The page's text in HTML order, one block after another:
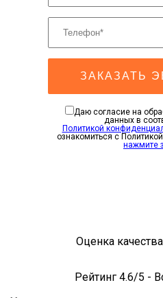
ЗАКАЗАТЬ
Даю согласие на
данных в
Политикой
ознакомиться с
нажмите
Оценка
Рейтинг 4.6/5 -